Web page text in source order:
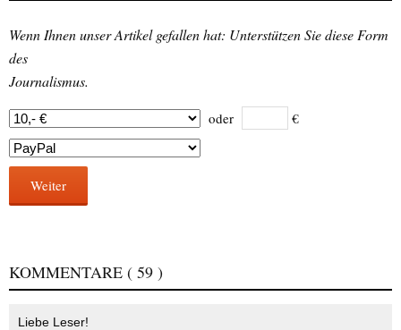
Wenn Ihnen unser Artikel gefallen hat: Unterstützen Sie diese Form
des
Journalismus.
oder €
Weiter
KOMMENTARE ( 59 )
Liebe Leser!